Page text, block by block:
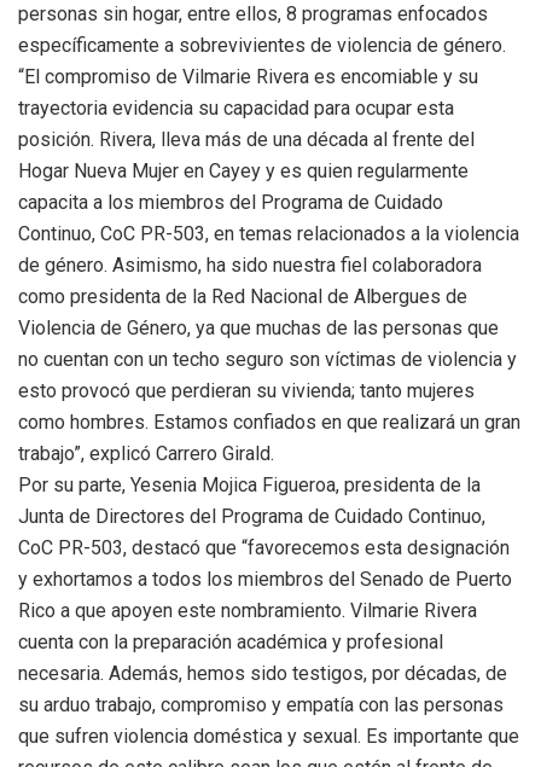
personas sin hogar, entre ellos, 8 programas enfocados
específicamente a sobrevivientes de violencia de género.
“El compromiso de Vilmarie Rivera es encomiable y su
trayectoria evidencia su capacidad para ocupar esta
posición. Rivera, lleva más de una década al frente del
Hogar Nueva Mujer en Cayey y es quien regularmente
capacita a los miembros del Programa de Cuidado
Continuo, CoC PR-503, en temas relacionados a la violencia
de género. Asimismo, ha sido nuestra fiel colaboradora
como presidenta de la Red Nacional de Albergues de
Violencia de Género, ya que muchas de las personas que
no cuentan con un techo seguro son víctimas de violencia y
esto provocó que perdieran su vivienda; tanto mujeres
como hombres. Estamos confiados en que realizará un gran
trabajo”, explicó Carrero Girald.
Por su parte, Yesenia Mojica Figueroa, presidenta de la
Junta de Directores del Programa de Cuidado Continuo,
CoC PR-503, destacó que “favorecemos esta designación
y exhortamos a todos los miembros del Senado de Puerto
Rico a que apoyen este nombramiento. Vilmarie Rivera
cuenta con la preparación académica y profesional
necesaria. Además, hemos sido testigos, por décadas, de
su arduo trabajo, compromiso y empatía con las personas
que sufren violencia doméstica y sexual. Es importante que